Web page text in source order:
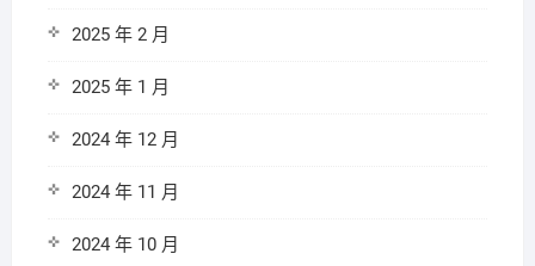
2025 年 2 月
2025 年 1 月
2024 年 12 月
2024 年 11 月
2024 年 10 月